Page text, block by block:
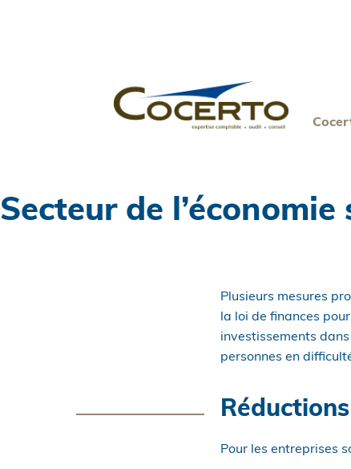
Secteur de
Plusieurs mesures
la loi de finances
investissements
personnes en
Pour les entreprises